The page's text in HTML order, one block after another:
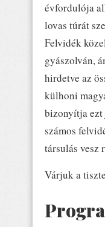
évfordulója
lovas túrát
Felvidék
gyászolván,
hirdetve az
külhoni
bizonyítja ezt
számos
társulás vesz
Várjuk a